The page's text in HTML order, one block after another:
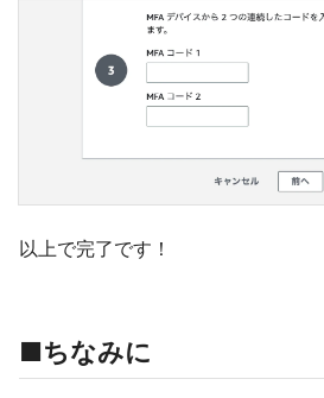
以上で完了です！
■ちなみに